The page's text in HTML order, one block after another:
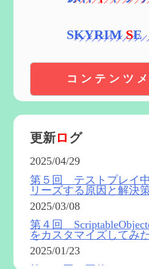
SKYRIMSE
コンテンツ
更新ロ グ
2025/04/29
第５回 テストプレイ
リーズする原因と解決
2025/03/08
第４回
をカスタマイズしてみ
2025/01/23